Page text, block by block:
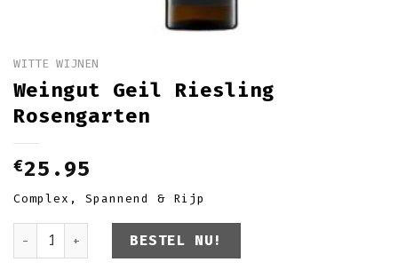
WITTE WIJNEN
Weingut Geil Riesling
Rosengarten
€25.95
Complex, Spannend & Rijp
Weingut Geil Riesling Rosengarten aantal
BESTEL NU!